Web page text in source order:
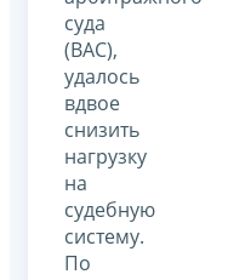
суда
(ВАС),
удалось
вдвое
снизить
нагрузку
на
судебную
систему.
По